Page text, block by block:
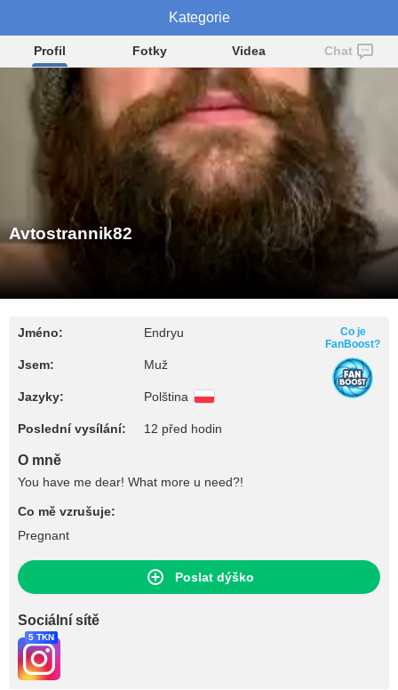
Avtostrannik82
Profil Fotky Videa Chat
Avtostrannik82
Jméno: Endryu
Jsem: Muž
Jazyky: Polština
Poslední vysílání: 12 před hodin
Co je
FanBoost?
O mně
You have me dear! What more u need?!
Co mě vzrušuje:
Pregnant
Poslat dýško
Sociální sítě
5 TKN
Kategorie